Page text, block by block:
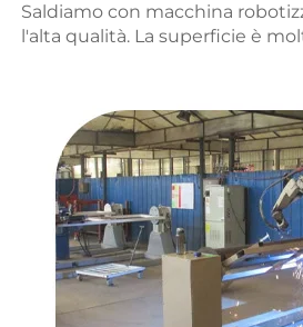
Saldiamo con macchina
l'alta qualità. La superficie è